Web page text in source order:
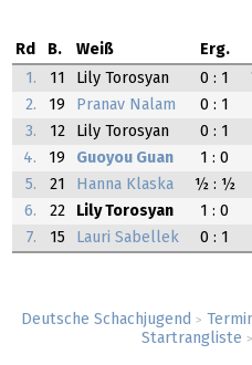
Deutsche Schachjugend >
Startrangliste >
Rd B. Weiß Erg.
1.
11 Lily Torosyan 0 : 1
2.
19 Pranav Nalam 0 : 1
3.
12 Lily Torosyan 0 : 1
4.
19 Guoyou Guan 1 : 0
5.
21 Hanna Klaska ½ : ½
6.
22 Lily Torosyan 1 : 0
7.
15 Lauri Sabellek 0 : 1